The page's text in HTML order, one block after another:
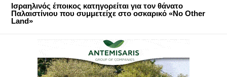
Ισραηλινός έποικος κατηγορείται για τον θάνατο
Παλαιστίνιου που συμμετείχε στο οσκαρικό «No Other
Land»